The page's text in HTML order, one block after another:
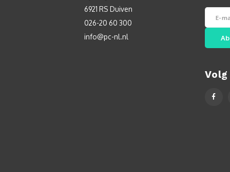
6921 RS Duiven
026-20 60 300
info@pc-nl.nl